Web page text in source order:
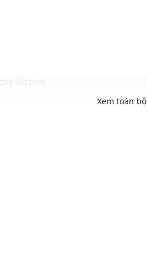
Xem toàn bộ